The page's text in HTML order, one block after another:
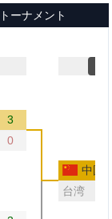
ーナメント
3
0
中国
台湾